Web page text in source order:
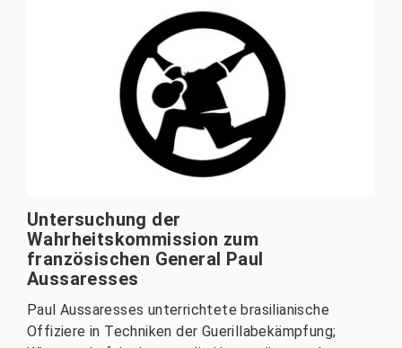
Untersuchung der
Wahrheitskommission zum
französischen General Paul
Aussaresses
Paul Aussaresses unterrichtete brasilianische
Offiziere in Techniken der Guerillabekämpfung;